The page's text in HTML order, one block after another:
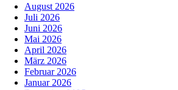
August 2026
Juli 2026
Juni 2026
Mai 2026
April 2026
März 2026
Februar 2026
Januar 2026